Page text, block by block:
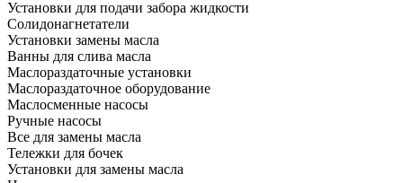
Установки для подачи забора жидкости
Солидонагнетатели
Установки замены масла
Ванны для слива масла
Маслораздаточные установки
Маслораздаточное оборудование
Маслосменные насосы
Ручные насосы
Все для замены масла
Тележки для бочек
Установки для замены масла